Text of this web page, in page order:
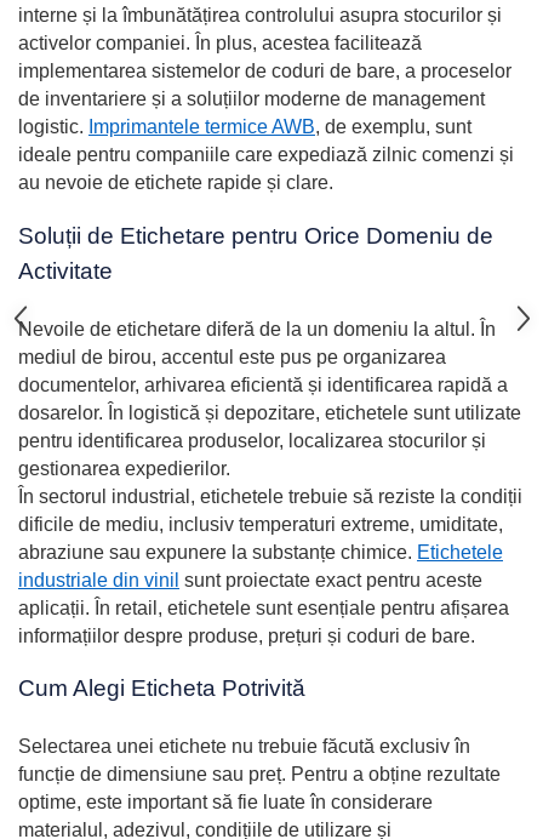
interne și la îmbunătățirea controlului asupra stocurilor și
activelor companiei. În plus, acestea facilitează
implementarea sistemelor de coduri de bare, a proceselor
de inventariere și a soluțiilor moderne de management
logistic. Imprimantele termice AWB, de exemplu, sunt
ideale pentru companiile care expediază zilnic comenzi și
au nevoie de etichete rapide și clare.
Soluții de Etichetare pentru Orice Domeniu de
Activitate
Nevoile de etichetare diferă de la un domeniu la altul. În
mediul de birou, accentul este pus pe organizarea
documentelor, arhivarea eficientă și identificarea rapidă a
dosarelor. În logistică și depozitare, etichetele sunt utilizate
pentru identificarea produselor, localizarea stocurilor și
gestionarea expedierilor.
În sectorul industrial, etichetele trebuie să reziste la condiții
dificile de mediu, inclusiv temperaturi extreme, umiditate,
abraziune sau expunere la substanțe chimice. Etichetele
industriale din vinil sunt proiectate exact pentru aceste
aplicații. În retail, etichetele sunt esențiale pentru afișarea
informațiilor despre produse, prețuri și coduri de bare.
Cum Alegi Eticheta Potrivită
Selectarea unei etichete nu trebuie făcută exclusiv în
funcție de dimensiune sau preț. Pentru a obține rezultate
optime, este important să fie luate în considerare
materialul, adezivul, condițiile de utilizare și